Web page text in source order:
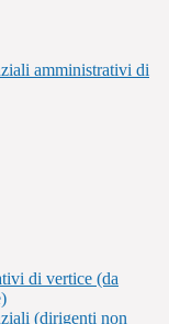
amministrativi di
di vertice (da
(dirigenti non